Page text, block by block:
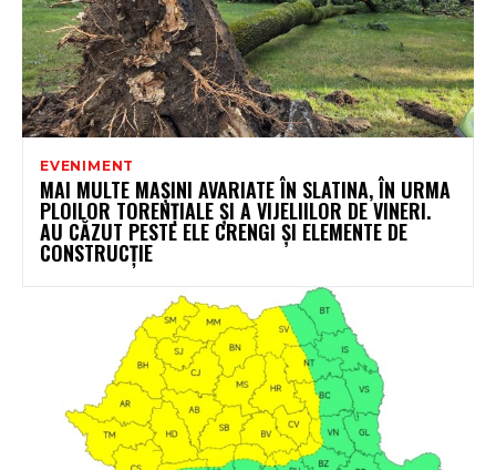
EVENIMENT
MAI MULTE MAȘINI AVARIATE ÎN SLATINA, ÎN URMA
PLOILOR TORENȚIALE ȘI A VIJELIILOR DE VINERI.
AU CĂZUT PESTE ELE CRENGI ȘI ELEMENTE DE
CONSTRUCȚIE